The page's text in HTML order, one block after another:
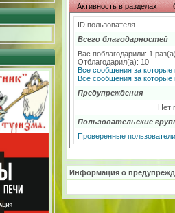
Активность в разделах
ID пользователя
Всего благодарностей
Вас поблагодарили: 1
Отблагодарил(а): 10
Все сообщения за
Все сообщения за
Предупреждения
Нет
Пользовательские
Проверенные пользователи
Информация о